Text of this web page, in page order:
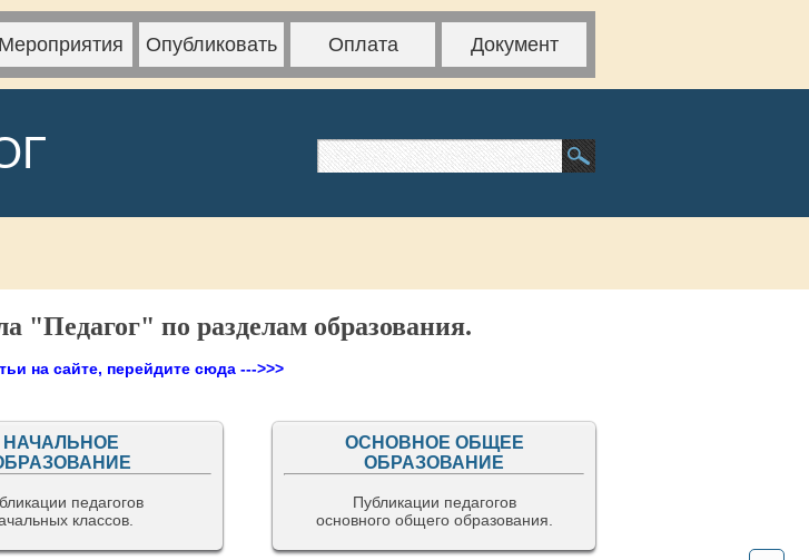
Мероприятия Опубликовать Оплата Документ
"Педагог" по разделам образования.
на сайте, перейдите сюда --->>>
НАЧАЛЬНОЕ
педагогов
классов.
ОСНОВНОЕ ОБЩЕЕ
ОБРАЗОВАНИЕ
Публикации педагогов
основного общего образования.